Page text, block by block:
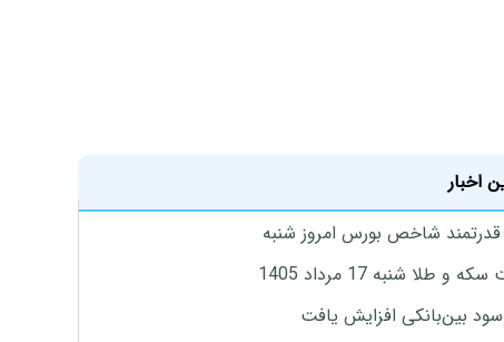
اخبار
شاخص بورس امروز شنبه
و طلا شنبه 17 مرداد 1405
بین‌بانکی افزایش یافت